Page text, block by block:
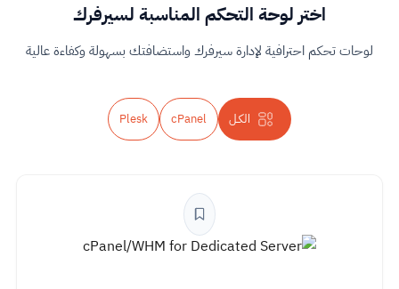
اختر لوحة التحكم المناسبة لسيرفرك
لوحات تحكم احترافية لإدارة سيرفرك واستضافتك بسهولة وكفاءة عالية
الكــل cPanel
Plesk